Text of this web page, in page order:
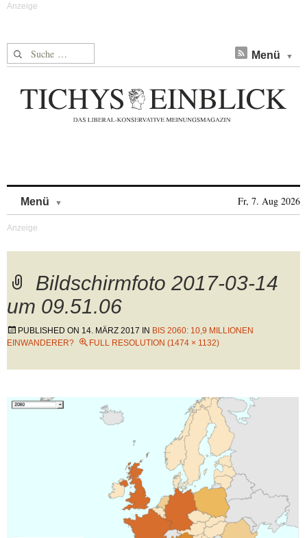
Suche nach: Menü
Menü Fr, 7. Aug 2026
Bildschirmfoto 2017-03-14
um 09.51.06
PUBLISHED ON 14. MÄRZ 2017 IN BIS 2060: 10,9 MILLIONEN
EINWANDERER?
FULL RESOLUTION (1474 × 1132)